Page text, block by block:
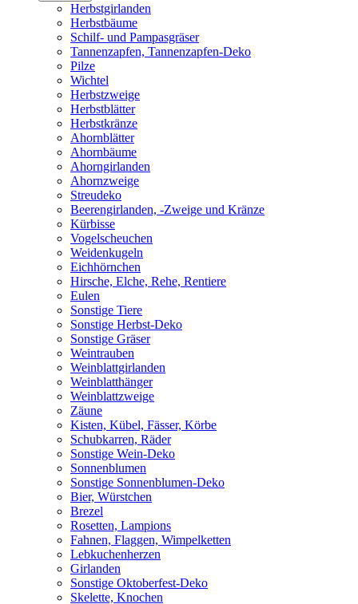
Herbstgirlanden
Herbstbäume
Schilf- und Pampasgräser
Tannenzapfen, Tannenzapfen-Deko
Pilze
Wichtel
Herbstzweige
Herbstblätter
Herbstkränze
Ahornblätter
Ahornbäume
Ahorngirlanden
Ahornzweige
Streudeko
Beerengirlanden, -Zweige und Kränze
Kürbisse
Vogelscheuchen
Weidenkugeln
Eichhörnchen
Hirsche, Elche, Rehe, Rentiere
Eulen
Sonstige Tiere
Sonstige Herbst-Deko
Sonstige Gräser
Weintrauben
Weinblattgirlanden
Weinblatthänger
Weinblattzweige
Zäune
Kisten, Kübel, Fässer, Körbe
Schubkarren, Räder
Sonstige Wein-Deko
Sonnenblumen
Sonstige Sonnenblumen-Deko
Bier, Würstchen
Brezel
Rosetten, Lampions
Fahnen, Flaggen, Wimpelketten
Lebkuchenherzen
Girlanden
Sonstige Oktoberfest-Deko
Skelette, Knochen